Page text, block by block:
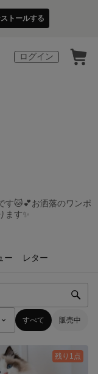
トールする
ログイン
す🐱💕お洒落のワンポ
ます✨
ー レター
すべて 販売中
残り1点